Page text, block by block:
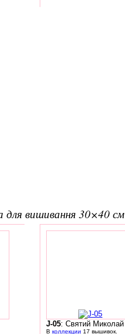
для вишивання 30×40 см
J-05: Святий Миколай
В коллекции 17 вышивок.